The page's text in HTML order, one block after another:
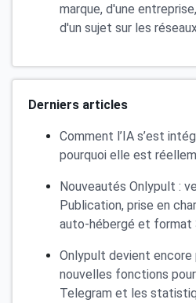
marque, d'une
d'un sujet sur les
Derniers articles
Comment l’IA s’est
pourquoi elle est
Nouveautés Onlypult :
Publication, prise en
auto-hébergé et format
Onlypult devient encore
nouvelles fonctions
Telegram et les